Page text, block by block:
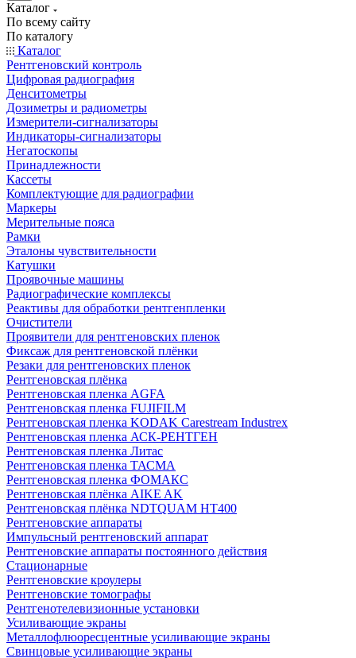
Каталог
По всему сайту
По каталогу
Каталог
Рентгеновский контроль
Цифровая радиография
Денситометры
Дозиметры и радиометры
Измерители-сигнализаторы
Индикаторы-сигнализаторы
Негатоскопы
Принадлежности
Кассеты
Комплектующие для радиографии
Маркеры
Мерительные пояса
Рамки
Эталоны чувствительности
Катушки
Проявочные машины
Радиографические комплексы
Реактивы для обработки рентгенпленки
Очистители
Проявители для рентгеновских пленок
Фиксаж для рентгеновской плёнки
Резаки для рентгеновских пленок
Рентгеновская плёнка
Рентгеновская пленка AGFA
Рентгеновская пленка FUJIFILM
Рентгеновская пленка KODAK Carestream Industrex
Рентгеновская пленка АСК-РЕНТГЕН
Рентгеновская пленка Литас
Рентгеновская пленка ТАСМА
Рентгеновская пленка ФОМАКС
Рентгеновская плёнка AIKE AK
Рентгеновская плёнка NDTQUAM HT400
Рентгеновские аппараты
Импульсный рентгеновский аппарат
Рентгеновские аппараты постоянного действия
Стационарные
Рентгеновские кроулеры
Рентгеновские томографы
Рентгенотелевизионные установки
Усиливающие экраны
Металлофлюоресцентные усиливающие экраны
Свинцовые усиливающие экраны